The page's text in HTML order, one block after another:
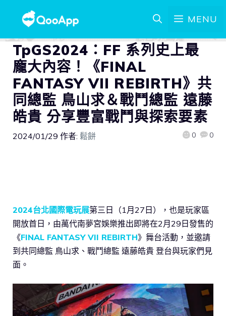
MENU
TpGS2024：FF 系列史上最
龐大內容！《FINAL
FANTASY VII REBIRTH》共
同總監 鳥山求＆戰鬥總監 遠藤
皓貴 分享豐富戰鬥與探索要素
2024/01/29 作者: 鬆餅 0 0
2024台北國際電玩展第三日（1月27日），也是玩家區
開放首日，由萬代南夢宮娛樂推出即將在2月29日發售的
《FINAL FANTASY VII REBIRTH》舞台活動，並邀請
到共同總監 鳥山求、戰鬥總監 遠藤皓貴 登台與玩家們見
面。